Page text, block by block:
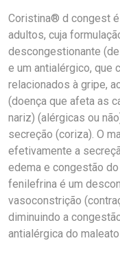
Coristina® d congest
adultos, cuja
descongestionante
e um antialérgico, que
relacionados à gripe,
(doença que afeta as
nariz) (alérgicas ou
secreção (coriza). O
efetivamente a
edema e congestão
fenilefrina é um
vasoconstrição
diminuindo a
antialérgica do